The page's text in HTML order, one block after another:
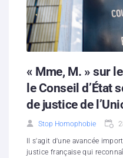
« Mme, M. » sur
le Conseil d’État
de justice de
Stop Homophobie
Il s'agit d'une avancée
justice française qui